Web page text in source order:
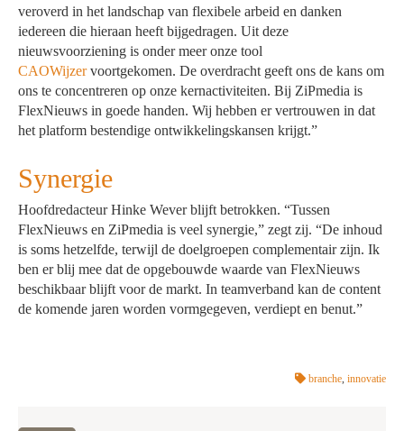
veroverd in het landschap van flexibele arbeid en danken
iedereen die hieraan heeft bijgedragen. Uit deze
nieuwsvoorziening is onder meer onze tool
CAOWijzervoortgekomen. De overdracht geeft ons de kans om
ons te concentreren op onze kernactiviteiten. Bij ZiPmedia is
FlexNieuws in goede handen. Wij hebben er vertrouwen in dat
het platform bestendige ontwikkelingskansen krijgt.”
Synergie
Hoofdredacteur Hinke Wever blijft betrokken. “Tussen
FlexNieuws en ZiPmedia is veel synergie,” zegt zij. “De inhoud
is soms hetzelfde, terwijl de doelgroepen complementair zijn. Ik
ben er blij mee dat de opgebouwde waarde van FlexNieuws
beschikbaar blijft voor de markt. In teamverband kan de content
de komende jaren worden vormgegeven, verdiept en benut.”
branche, innovatie